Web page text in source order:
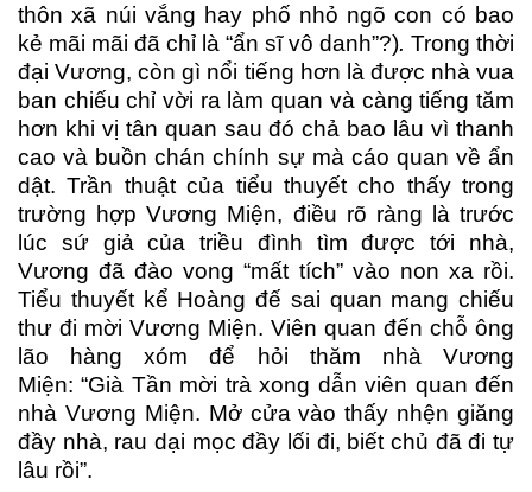
thôn xã núi vắng hay phố nhỏ ngõ con có bao
kẻ mãi mãi đã chỉ là “ẩn sĩ vô danh”?). Trong thời
đại Vương, còn gì nổi tiếng hơn là được nhà vua
ban chiếu chỉ vời ra làm quan và càng tiếng tăm
hơn khi vị tân quan sau đó chả bao lâu vì thanh
cao và buồn chán chính sự mà cáo quan về ẩn
dật. Trần thuật của tiểu thuyết cho thấy trong
trường hợp Vương Miện, điều rõ ràng là trước
lúc sứ giả của triều đình tìm được tới nhà,
Vương đã đào vong “mất tích” vào non xa rồi.
Tiểu thuyết kể Hoàng đế sai quan mang chiếu
thư đi mời Vương Miện. Viên quan đến chỗ ông
lão hàng xóm để hỏi thăm nhà Vương
Miện: “Già Tần mời trà xong dẫn viên quan đến
nhà Vương Miện. Mở cửa vào thấy nhện giăng
đầy nhà, rau dại mọc đầy lối đi, biết chủ đã đi tự
lâu rồi”.